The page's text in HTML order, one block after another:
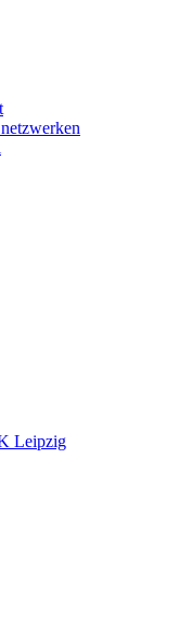
Leipzig